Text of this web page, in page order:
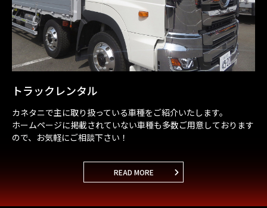
トラックレンタル
カネタニで主に取り扱っている車種をご紹介いたします。
ホームページに掲載されていない車種も多数ご用意しております
ので、お気軽にご相談下さい！
READ MORE